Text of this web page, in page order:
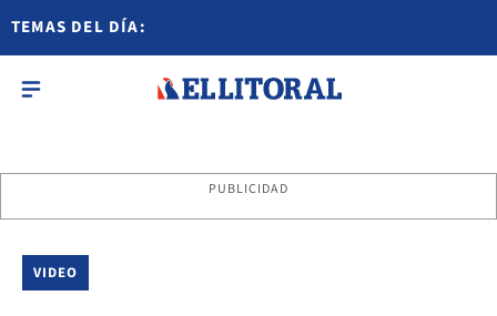
TEMAS DEL DÍA:
PUBLICIDAD
VIDEO